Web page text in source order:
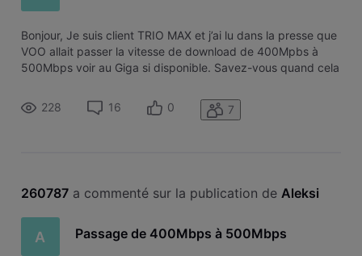
Bonjour, Je suis client TRIO MAX et j’ai lu dans la presse que
VOO allait passer la vitesse de download de 400Mpbs à
500Mbps voir au Giga si disponible. Savez-vous quand cela
Giga est disponible à Jodoigne ? Merci
228 16 0 7
260787 a commenté sur la publication de Aleksi
A Passage de 400Mbps à 500Mbps